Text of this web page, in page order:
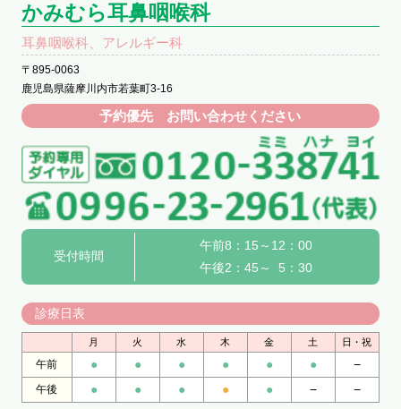
かみむら耳鼻咽喉科
耳鼻咽喉科、アレルギー科
〒895-0063
鹿児島県薩摩川内市若葉町3-16
予約優先 お問い合わせください
受付時間
午前8：15～12：00
午後2：45～ 5：30
診療日表
月 火 水 木 金 土 日・祝
午前 ● ● ● ● ● ● −
午後 ● ● ● ● ● − −